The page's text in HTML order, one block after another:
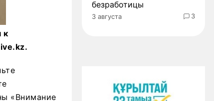
к
«Внимание
безработицы
3 августа 3